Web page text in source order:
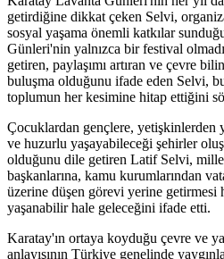
getirdiğine dikkat çeken Selvi,
sosyal yaşama önemli katkılar
Günleri'nin yalnızca bir festival
getiren, paylaşımı artıran ve çevre
buluşma olduğunu ifade eden Selvi,
toplumun her kesimine hitap ettiğini
Çocuklardan gençlere, yetişkinlerden
ve huzurlu yaşayabileceği şehirler
olduğunu dile getiren Latif Selvi,
başkanlarına, kamu kurumlarından
üzerine düşen görevi yerine getirmesi
yaşanabilir hale geleceğini ifade etti.
Karatay'ın ortaya koyduğu çevre ve
anlayışının Türkiye genelinde